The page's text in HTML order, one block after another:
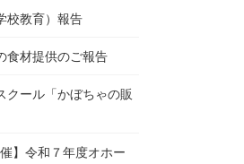
校教育）報告
食材提供のご報告
ール「かぼちゃの販
】令和７年度オホー